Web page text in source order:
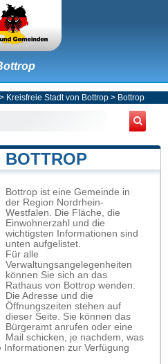
> Kreisfreie Stadt von Bottrop > Bottrop
BOTTROP
Bottrop ist eine Gemeinde in
der Region Nordrhein-
Westfalen. Die Fläche, die
Einwohnerzahl und die
wichtigsten Informationen sind
unten aufgelistet.
Für alle
Verwaltungsangelegenheiten
können Sie sich an das
Rathaus von Bottrop wenden.
Die Adresse und die
Öffnungszeiten stehen auf
dieser Seite. Sie können das
Bürgeramt anrufen oder eine
Mail schicken, je nachdem, was
zur Verfügung